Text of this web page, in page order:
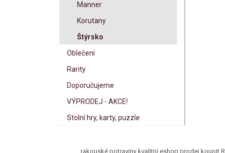
Manner
Korutany
Štýrsko
Oblečení
Rarity
Doporučujeme
VÝPRODEJ - AKCE!
Stolní hry, karty, puzzle
rakouské potraviny kvalitní eshop prodej koupit